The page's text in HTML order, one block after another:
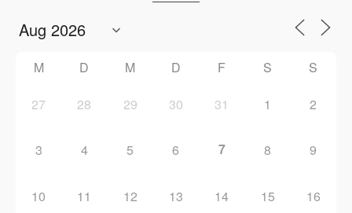
M D M D F S S
27 28 29 30 31 1 2
3 4 5 6 7 8 9
10 11 12 13 14 15 16